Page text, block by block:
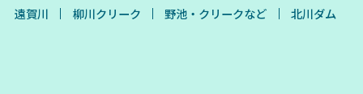
遠賀川 柳川クリーク 野池・クリークなど 北川ダム